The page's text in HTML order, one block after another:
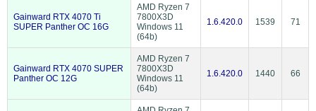
Gainward RTX 4070 Ti
SUPER Panther OC 16G
AMD Ryzen 7
7800X3D
Windows 11
(64b)
1.6.420.0 1539 71
Gainward RTX 4070 SUPER
Panther OC 12G
AMD Ryzen 7
7800X3D
Windows 11
(64b)
1.6.420.0 1440 66